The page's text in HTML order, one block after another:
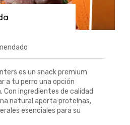
es un snack premium
a tu perro una opción
Con ingredientes de calidad
natural aporta proteínas,
esenciales para su